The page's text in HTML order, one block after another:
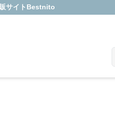
サイト Bestnito